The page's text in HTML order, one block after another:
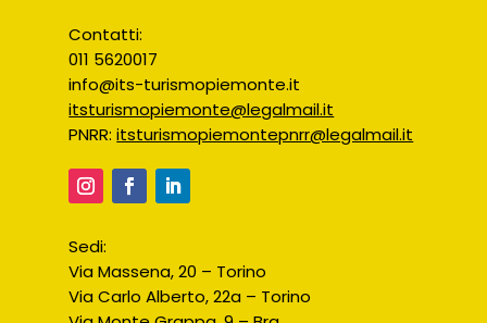
Contatti:
011 5620017
info@its-turismopiemonte.it
itsturismopiemonte@legalmail.it
PNRR:itsturismopiemontepnrr@legalmail.it
Sedi:
Via Massena, 20 – Torino
Via Carlo Alberto, 22a – Torino